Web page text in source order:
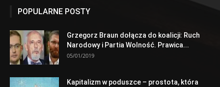
POPULARNE POSTY
Grzegorz Braun dołącza do koalicji: Ruch
Narodowy i Partia Wolność. Prawica...
05/01/2019
Kapitalizm w poduszce – prostota, która